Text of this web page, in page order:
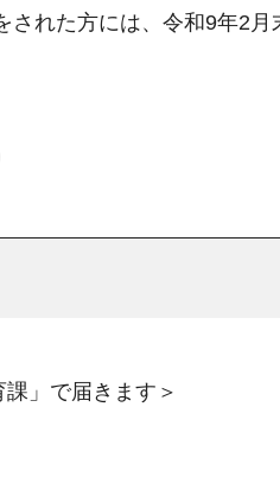
れた方には、令和9年2月
」で届きます＞